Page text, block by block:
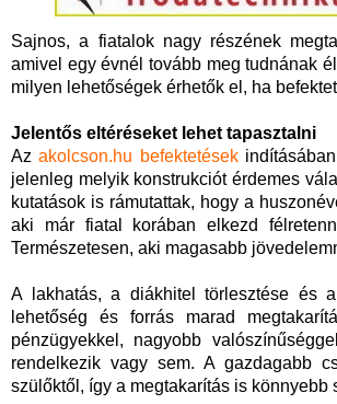
Sajnos, a fiatalok nagy részének
amivel egy évnél tovább meg tudnának
milyen lehetőségek érhetők el, ha
Jelentős eltéréseket lehet tapasztalni
Azakolcson.hu befektetések
jelenleg melyik konstrukciót érdemes
kutatások is rámutattak, hogy a
aki már fiatal korában elkezd
Természetesen, aki magasabb
A lakhatás, a diákhitel törlesztése és
lehetőség és forrás marad
pénzügyekkel, nagyobb
rendelkezik vagy sem. A gazdagabb
szülőktől, így a megtakarítás is könnyebb